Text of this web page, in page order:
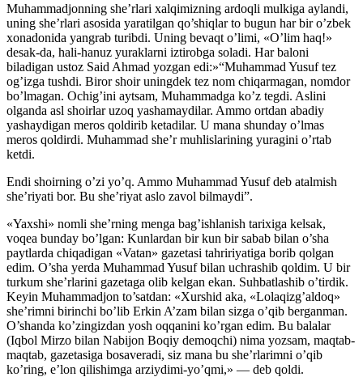
Muhammadjonning she’rlari xalqimizning ardoqli mulkiga aylandi,
uning she’rlari asosida yaratilgan qo’shiqlar to bugun har bir o’zbek
xonadonida yangrab turibdi. Uning bevaqt o’limi, «O’lim haq!»
desak-da, hali-hanuz yuraklarni iztirobga soladi. Har baloni
biladigan ustoz Said Ahmad yozgan edi:»“Muhammad Yusuf tez
og’izga tushdi. Biror shoir uningdek tez nom chiqarmagan, nomdor
bo’lmagan. Ochig’ini aytsam, Muhammadga ko’z tegdi. Aslini
olganda asl shoirlar uzoq yashamaydilar. Ammo ortdan abadiy
yashaydigan meros qoldirib ketadilar. U mana shunday o’lmas
meros qoldirdi. Muhammad she’r muhlislarining yuragini o’rtab
ketdi.
Endi shoirning o’zi yo’q. Ammo Muhammad Yusuf deb atalmish
she’riyati bor. Bu she’riyat aslo zavol bilmaydi”.
«Yaxshi» nomli she’rning menga bag’ishlanish tarixiga kelsak,
voqea bunday bo’lgan: Kunlardan bir kun bir sabab bilan o’sha
paytlarda chiqadigan «Vatan» gazetasi tahririyatiga borib qolgan
edim. O’sha yerda Muhammad Yusuf bilan uchrashib qoldim. U bir
turkum she’rlarini gazetaga olib kelgan ekan. Suhbatlashib o’tirdik.
Keyin Muhammadjon to’satdan: «Xurshid aka, «Lolaqizg’aldoq»
she’rimni birinchi bo’lib Erkin A’zam bilan sizga o’qib berganman.
O’shanda ko’zingizdan yosh oqqanini ko’rgan edim. Bu balalar
(Iqbol Mirzo bilan Nabijon Boqiy demoqchi) nima yozsam, maqtab-
maqtab, gazetasiga bosaveradi, siz mana bu she’rlarimni o’qib
ko’ring, e’lon qilishimga arziydimi-yo’qmi,» — deb qoldi.